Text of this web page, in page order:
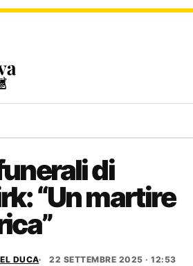
di
“Un martire
DUCA 22 SETTEMBRE 2025 · 12:53